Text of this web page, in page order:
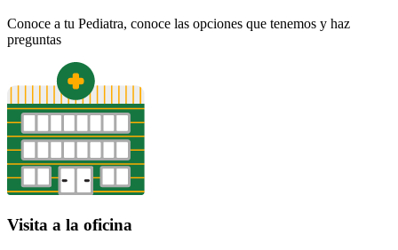
Conoce a tu Pediatra, conoce las opciones que tenemos y haz
preguntas
Visita a la oficina